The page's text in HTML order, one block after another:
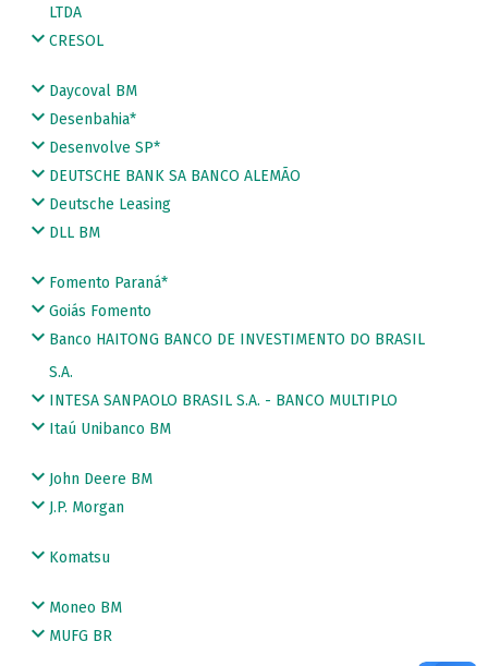
LTDA
CRESOL
Daycoval BM
Desenbahia*
Desenvolve SP*
DEUTSCHE BANK SA BANCO ALEMÃO
Deutsche Leasing
DLL BM
Fomento Paraná*
Goiás Fomento
Banco HAITONG BANCO DE INVESTIMENTO DO BRASIL
S.A.
INTESA SANPAOLO BRASIL S.A. - BANCO MULTIPLO
Itaú Unibanco BM
John Deere BM
J.P. Morgan
Komatsu
Moneo BM
MUFG BR